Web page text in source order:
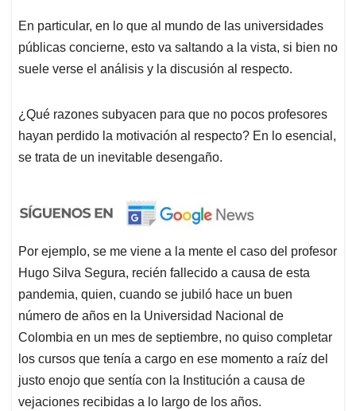
En particular, en lo que al mundo de las universidades
públicas concierne, esto va saltando a la vista, si bien no
suele verse el análisis y la discusión al respecto.
¿Qué razones subyacen para que no pocos profesores
hayan perdido la motivación al respecto? En lo esencial,
se trata de un inevitable desengaño.
Por ejemplo, se me viene a la mente el caso del profesor
Hugo Silva Segura, recién fallecido a causa de esta
pandemia, quien, cuando se jubiló hace un buen
número de años en la Universidad Nacional de
Colombia en un mes de septiembre, no quiso completar
los cursos que tenía a cargo en ese momento a raíz del
justo enojo que sentía con la Institución a causa de
vejaciones recibidas a lo largo de los años.